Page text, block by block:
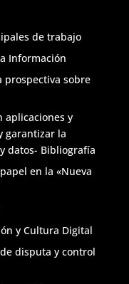
de trabajo
Información
prospectiva sobre
aplicaciones y
garantizar la
datos- Bibliografía
en la «Nueva
y Cultura Digital
disputa y control